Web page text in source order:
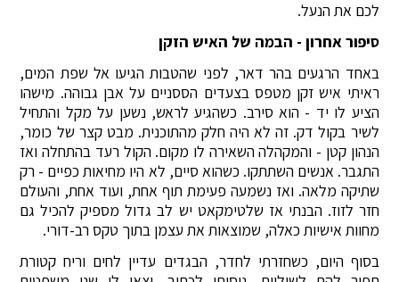
לכם את הנעל.
סיפור אחרון - הבמה של האיש הזקן
באחד הרגעים בהר דאר, לפני שהטבות הגיעו אל שפת המים,
ראיתי איש זקן מטפס בצעדים הססניים על אבן גבוהה. מישהו
הציע לו יד - הוא סירב. כשהגיע לראש, נשען על מקל והתחיל
לשיר בקול דק. זה לא היה חלק מהתוכנית. מבט קצר של כומר,
הנהון קטן - והמקהלה השאירה לו מקום. הקול רעד בהתחלה ואז
התגבר. אנשים השתתקו. כשהוא סיים, לא היו מחיאות כפיים - רק
שתיקה מלאה. ואז נשמעה פעימת תוף אחת, ועוד אחת, והעולם
חזר לזוז. הבנתי אז שלטימקאט יש לב גדול מספיק להכיל גם
מחוות אישיות כאלה, שמוצאות את עצמן בתוך טקס רב-דורי.
בסוף היום, כשחזרתי לחדר, הבגדים עדיין לחים וריח קטורת